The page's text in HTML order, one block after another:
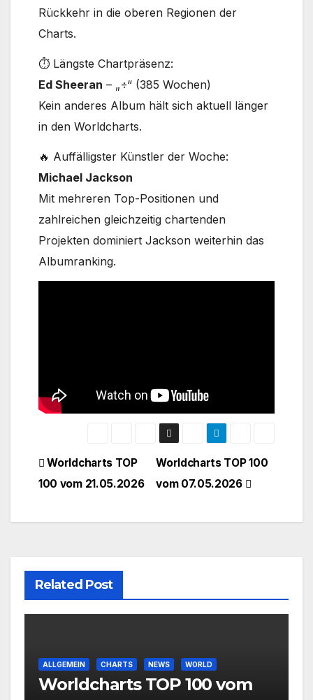
Rückkehr in die oberen Regionen der
Charts.
⏱ Längste Chartpräsenz:
Ed Sheeran – „÷“ (385 Wochen)
Kein anderes Album hält sich aktuell länger
in den Worldcharts.
🔥 Auffälligster Künstler der Woche:
Michael Jackson
Mit mehreren Top-Positionen und
zahlreichen gleichzeitig chartenden
Projekten dominiert Jackson weiterhin das
Albumranking.
Beitragsnavigation
Worldcharts TOP 100
vom 07.05.2026
Worldcharts TOP
100 vom 21.05.2026
Related Post
ALLGEMEIN CHARTS NEWS WORLD
Worldcharts TOP 100 vom